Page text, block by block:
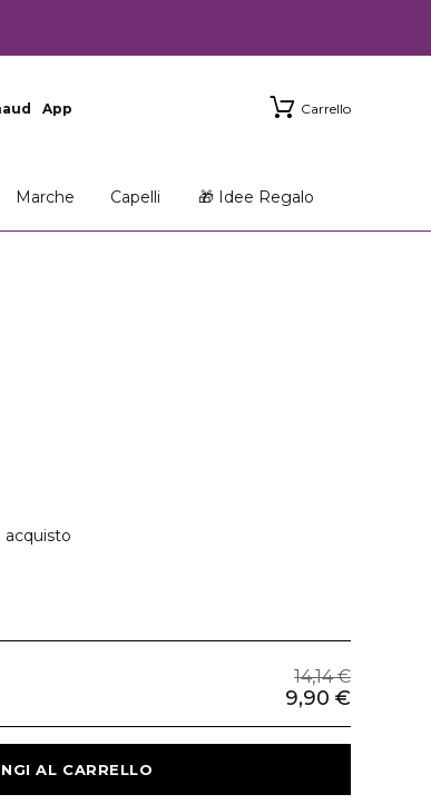
App Carrello
Marche Capelli 🎁 Idee Regalo
acquisto
14,14 €
9,90 €